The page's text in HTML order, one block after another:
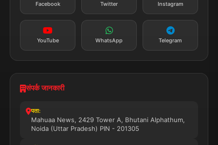
सब्सक्राइब करें
Facebook Twitter Instagram
YouTube WhatsApp Telegram
संपर्क जानकारी
पता:
Mahuaa News, 2429 Tower A, Bhutani Alphathum,
Noida (Uttar Pradesh) PIN - 201305